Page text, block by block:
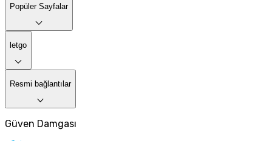
Popüler Sayfalar
letgo
Resmi bağlantılar
Güven Damgası